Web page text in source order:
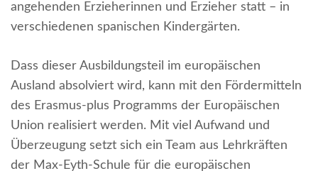
angehenden Erzieherinnen und Erzieher statt – in
verschiedenen spanischen Kindergärten.
Dass dieser Ausbildungsteil im europäischen
Ausland absolviert wird, kann mit den Fördermitteln
des Erasmus-plus Programms der Europäischen
Union realisiert werden. Mit viel Aufwand und
Überzeugung setzt sich ein Team aus Lehrkräften
der Max-Eyth-Schule für die europäischen